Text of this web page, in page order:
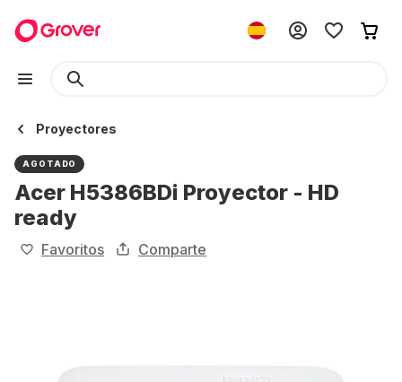
Proyectores
AGOTADO
Acer H5386BDi Proyector - HD
ready
Favoritos Comparte